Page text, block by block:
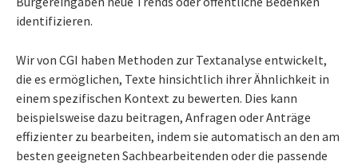
identifizieren.
Wir von CGI haben Methoden zur Textanalyse entwickelt,
die es ermöglichen, Texte hinsichtlich ihrer Ähnlichkeit in
einem spezifischen Kontext zu bewerten. Dies kann
beispielsweise dazu beitragen, Anfragen oder Anträge
effizienter zu bearbeiten, indem sie automatisch an den am
besten geeigneten Sachbearbeitenden oder die passende